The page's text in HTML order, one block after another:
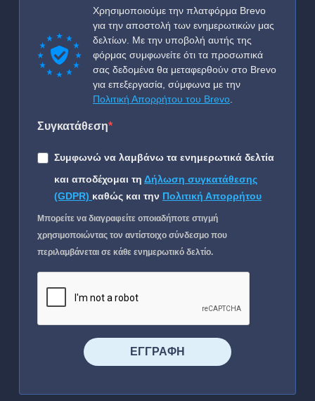
Χρησιμοποιούμε την πλατφόρμα Brevo
για την αποστολή των ενημερωτικών μας
δελτίων. Με την υποβολή αυτής της
φόρμας συμφωνείτε ότι τα προσωπικά
σας δεδομένα θα μεταφερθούν στο Brevo
για επεξεργασία, σύμφωνα με την
Πολιτική Απορρήτου του Brevo
Συγκατάθεση
Συμφωνώ να λαμβάνω τα ενημερωτικά δελτία
και αποδέχομαι τη Δήλωση συγκατάθεσης
(GDPR) καθώς και την Πολιτική Απορρήτου
Μπορείτε να διαγραφείτε οποιαδήποτε στιγμή
χρησιμοποιώντας τον αντίστοιχο σύνδεσμο που
περιλαμβάνεται σε κάθε ενημερωτικό δελτίο.
⠀⠀⠀⠀ΕΓΓΡΑΦΗ⠀⠀⠀⠀